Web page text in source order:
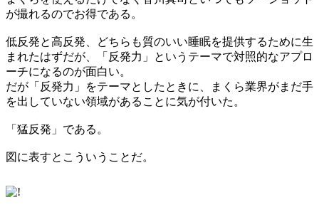
が撮れるのでお得である。
低反発と高反発、どちらも質のいい睡眠を提供するために生
まれたはずだが、「反発力」というテーマで対照的なアプロ
ーチになるのが面白い。
だが「反発力」をテーマとしたときに、まくら業界がまだ手
を出していない領域があることに気が付いた。
「猛反発」である。
図に表すとこういうことだ。